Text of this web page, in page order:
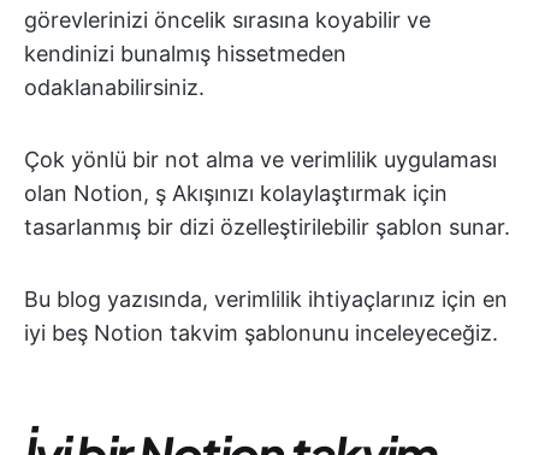
görevlerinizi öncelik sırasına koyabilir ve
kendinizi bunalmış hissetmeden
odaklanabilirsiniz.
Çok yönlü bir not alma ve verimlilik uygulaması
olan Notion, ş Akışınızı kolaylaştırmak için
tasarlanmış bir dizi özelleştirilebilir şablon sunar.
Bu blog yazısında, verimlilik ihtiyaçlarınız için en
iyi beş Notion takvim şablonunu inceleyeceğiz.